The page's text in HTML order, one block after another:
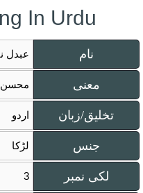
In Urdu
عبدل نام
محسن معنی
اردو تخلیق/زبان
لڑکا جنس
3 لکی نمبر